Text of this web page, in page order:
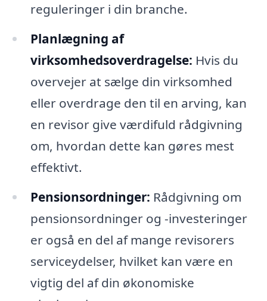
reguleringer i din branche.
Planlægning af
virksomhedsoverdragelse: Hvis du
overvejer at sælge din virksomhed
eller overdrage den til en arving, kan
en revisor give værdifuld rådgivning
om, hvordan dette kan gøres mest
effektivt.
Pensionsordninger: Rådgivning om
pensionsordninger og -investeringer
er også en del af mange revisorers
serviceydelser, hvilket kan være en
vigtig del af din økonomiske